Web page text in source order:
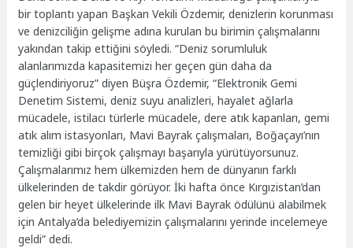
bir toplantı yapan Başkan Vekili Özdemir, denizlerin korunması
ve denizciliğin gelişme adına kurulan bu birimin çalışmalarını
yakından takip ettiğini söyledi. “Deniz sorumluluk
alanlarımızda kapasitemizi her geçen gün daha da
güçlendiriyoruz” diyen Büşra Özdemir, “Elektronik Gemi
Denetim Sistemi, deniz suyu analizleri, hayalet ağlarla
mücadele, istilacı türlerle mücadele, dere atık kapanları, gemi
atık alım istasyonları, Mavi Bayrak çalışmaları, Boğaçayı’nın
temizliği gibi birçok çalışmayı başarıyla yürütüyorsunuz.
Çalışmalarımız hem ülkemizden hem de dünyanın farklı
ülkelerinden de takdir görüyor. İki hafta önce Kırgızistan’dan
gelen bir heyet ülkelerinde ilk Mavi Bayrak ödülünü alabilmek
için Antalya’da belediyemizin çalışmalarını yerinde incelemeye
geldi” dedi.